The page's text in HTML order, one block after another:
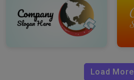
Load More